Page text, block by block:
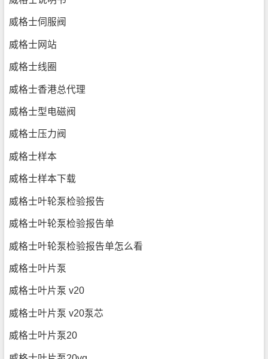
威格士伺服阀
威格士网站
威格士线圈
威格士香港总代理
威格士型电磁阀
威格士压力阀
威格士样本
威格士样本下载
威格士叶轮泵检验报告
威格士叶轮泵检验报告单
威格士叶轮泵检验报告单怎么看
威格士叶片泵
威格士叶片泵 v20
威格士叶片泵 v20泵芯
威格士叶片泵20